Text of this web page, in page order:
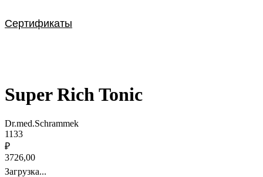
Сертификаты
Super Rich Tonic
Dr.med.Schrammek
1133
₽
3726,00
Загрузка...